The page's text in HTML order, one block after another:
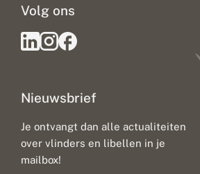
Nieuwsbrief
Je ontvangt dan alle actualiteiten
over vlinders en libellen in je
mailbox!
Volg ons